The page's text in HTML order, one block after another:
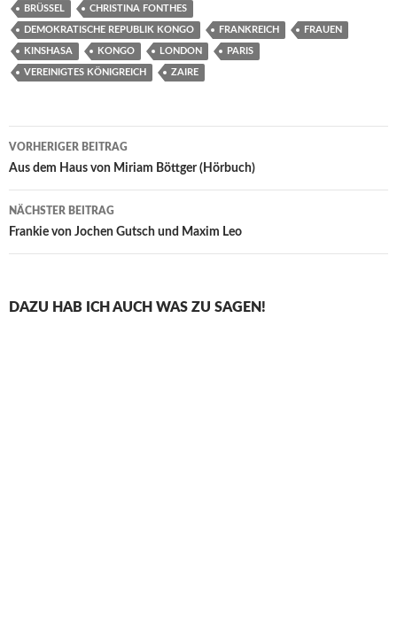
BRÜSSEL CHRISTINA FONTHES
DEMOKRATISCHE REPUBLIK KONGO FRANKREICH FRAUEN
KINSHASA KONGO LONDON PARIS
VEREINIGTES KÖNIGREICH ZAIRE
Beitragsnavigation
VORHERIGER BEITRAG
Aus dem Haus von Miriam Böttger (Hörbuch)
NÄCHSTER BEITRAG
Frankie von Jochen Gutsch und Maxim Leo
DAZU HAB ICH AUCH WAS ZU SAGEN!